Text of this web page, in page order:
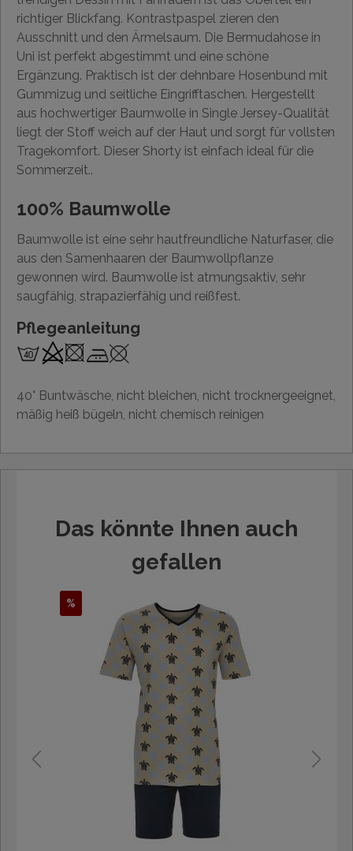
richtiger Blickfang. Kontrastpaspel zieren den
Ausschnitt und den Ärmelsaum. Die Bermudahose in
Uni ist perfekt abgestimmt und eine schöne
Ergänzung. Praktisch ist der dehnbare Hosenbund mit
Gummizug und seitliche Eingrifftaschen. Hergestellt
aus hochwertiger Baumwolle in Single Jersey-Qualität
liegt der Stoff weich auf der Haut und sorgt für vollsten
Tragekomfort. Dieser Shorty ist einfach ideal für die
Sommerzeit..
100% Baumwolle
Baumwolle ist eine sehr hautfreundliche Naturfaser, die
aus den Samenhaaren der Baumwollpflanze
gewonnen wird. Baumwolle ist atmungsaktiv, sehr
saugfähig, strapazierfähig und reißfest.
Pflegeanleitung
40° Buntwäsche, nicht bleichen, nicht trocknergeeignet,
mäßig heiß bügeln, nicht chemisch reinigen
Das könnte Ihnen auch
gefallen
%